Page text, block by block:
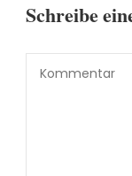
Schreibe